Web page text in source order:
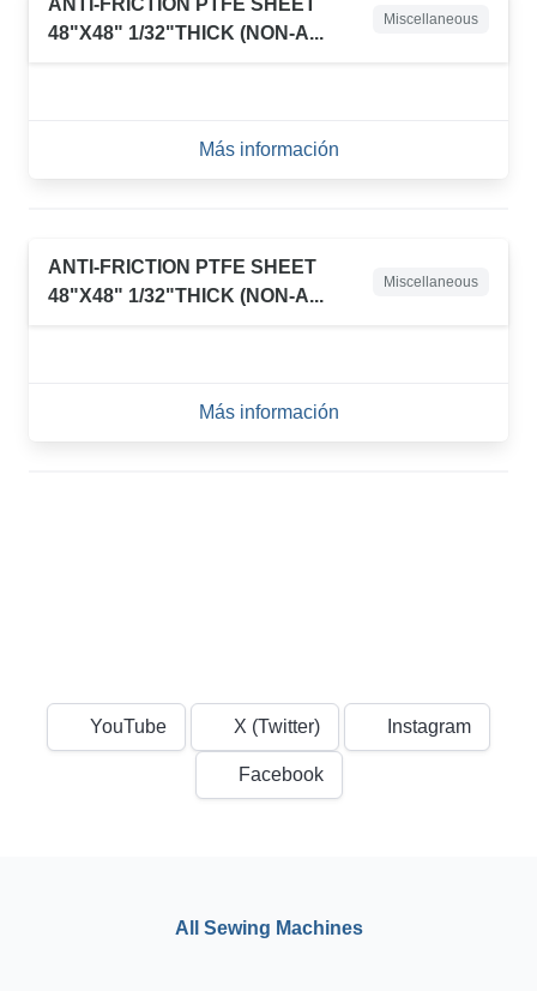
ANTI-FRICTION PTFE SHEET
48"X48" 1/32"THICK (NON-A...
Miscellaneous
Más información
ANTI-FRICTION PTFE SHEET
48"X48" 1/32"THICK (NON-A...
Miscellaneous
Más información
YouTube X (Twitter) Instagram
Facebook
All Sewing Machines